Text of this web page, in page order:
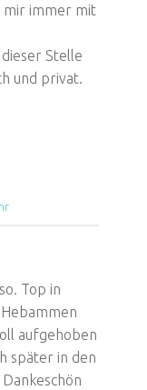
mir immer mit
Stelle
und privat.
Top in
aufgehoben
später in den